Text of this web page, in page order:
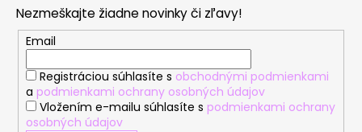
Nezmeškajte žiadne novinky či zľavy!
Email
Registráciou súhlasíte s obchodnými podmienkami
a podmienkami ochrany osobných údajov
Vložením e-mailu súhlasíte s podmienkami ochrany
osobných údajov